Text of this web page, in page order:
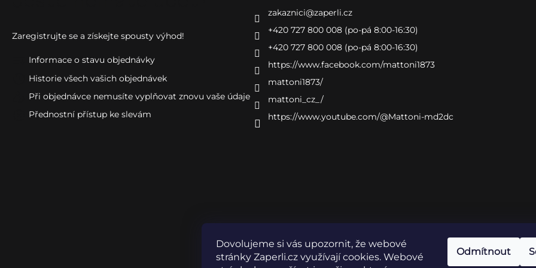
Dovolujeme si vás upozornit, že webové
stránky Zaperli.cz využívají cookies. Webové
Odmítnout
Zaregistrujte se a získejte spousty výhod!
Informace o stavu objednávky
Historie všech vašich objednávek
Při objednávce nemusíte vyplňovat znovu vaše údaje
Přednostní přístup ke slevám
zakaznici@zaperli.cz
+420 727 800 008 (po-pá 8:00-16:30)
+420 727 800 008 (po-pá 8:00-16:30)
https://www.facebook.com/mattoni1873
mattoni1873/
mattoni_cz_/
https://www.youtube.com/@Mattoni-md2dc